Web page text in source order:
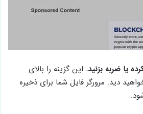
این گزینه را بالای
دید. مرورگر فایل شما برای ذخیره